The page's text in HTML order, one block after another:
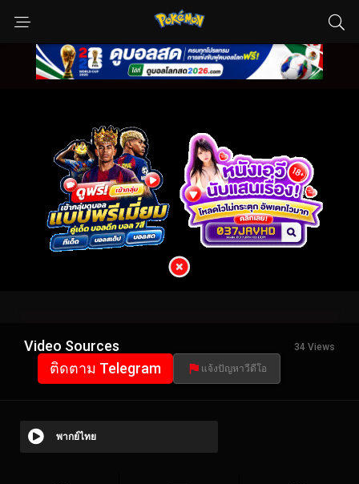
Video Sources 34 Views
ติดตาม Telegram แจ้งปัญหาวีดีโอ
พากย์ไทย